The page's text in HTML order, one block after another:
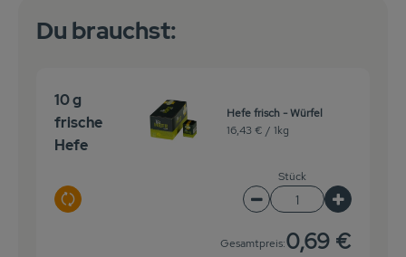
B2B
Biomarkt
Über uns
Du brauchst:
10 g
frische
Hefe
Auswahl ändern
Hefe frisch - Würfel
16,43 € / 1kg
Stück
Artikelanzahl
Gesamtpreis:0,69 €